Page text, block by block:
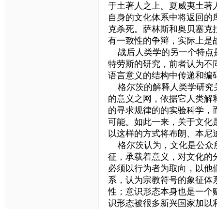
于土著人之上。夏威夷土著
自身的文化体系中将返回
克杀死。萨林斯和奥贝塞
有一致性的争辩，实际上是
战后人类学的另一个特点
特劳斯的研究，前者认为不
语言意义的结构中传递和编
格尔茨的解释人类学研究
的意义之网，依据它人类解
的寻求规律的的实验科学，
可能。如此一来，关于文化
以这样的方式将布朗、本
格尔茨认为，文化是公众
征，承载着意义，对文化的
必须以行为者为取向，以他
系，认为宗教符号的象征体
性；意识形态本身也是一个
识形态被很多新兴国家加以